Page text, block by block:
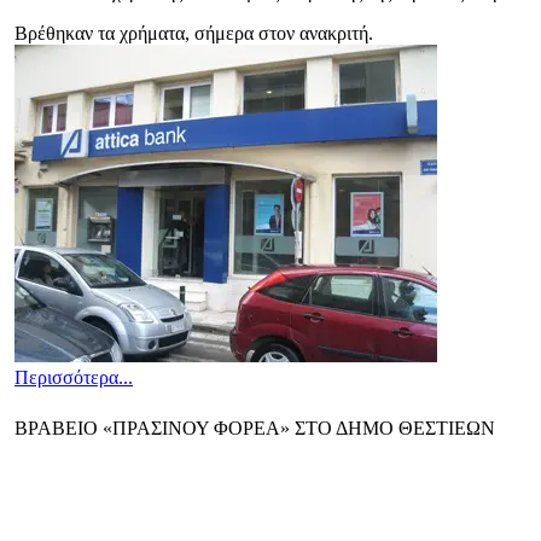
Βρέθηκαν τα χρήματα, σήμερα στον ανακριτή.
Περισσότερα...
ΒΡΑΒΕΙΟ «ΠΡΑΣΙΝΟΥ ΦΟΡΕΑ» ΣΤΟ ΔΗΜΟ ΘΕΣΤΙΕΩΝ